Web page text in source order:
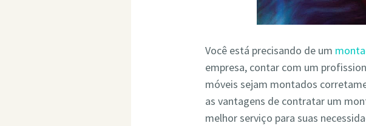
Você está precisando de um
empresa, contar com um
móveis sejam montados
as vantagens de contratar um
melhor serviço para suas